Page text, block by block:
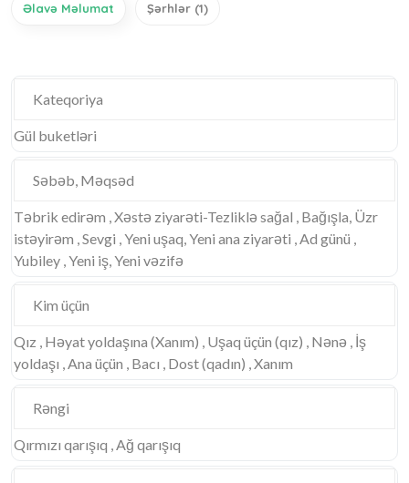
Əlavə Məlumat Şərhlər (1)
Kateqoriya
Gül buketləri
Səbəb, Məqsəd
Təbrik edirəm , Xəstə ziyarəti-Tezliklə sağal , Bağışla, Üzr
istəyirəm , Sevgi , Yeni uşaq, Yeni ana ziyarəti , Ad günü ,
Yubiley , Yeni iş, Yeni vəzifə
Kim üçün
Qız , Həyat yoldaşına (Xanım) , Uşaq üçün (qız) , Nənə , İş
yoldaşı , Ana üçün , Bacı , Dost (qadın) , Xanım
Rəngi
Qırmızı qarışıq , Ağ qarışıq